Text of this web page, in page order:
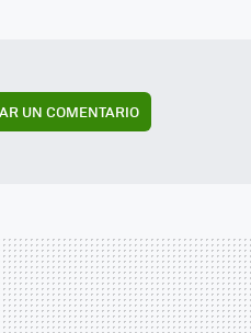
UN COMENTARIO